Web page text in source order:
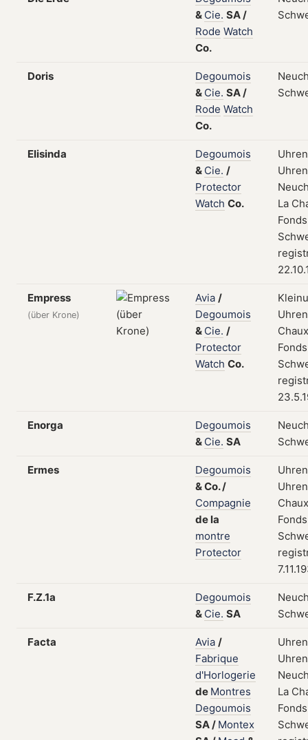
& Cie. SA/
Rode Watch
Co.
Doris
Degoumois
& Cie. SA/
Rode Watch
Co.
Elisinda
Degoumois
& Cie. /
Protector
Watch Co.
La
Empress
(über Krone)
Avia /
Degoumois
& Cie. /
Protector
Watch Co.
Enorga
Degoumois
& Cie. SA
Ermes
Degoumois
&Co./
Compagnie
de la
montre
Protector
F.Z.1a
Degoumois
& Cie. SA
Facta Avia /
Fabrique
d'Horlogerie
de Montres
Degoumois
SA/ Montex
La